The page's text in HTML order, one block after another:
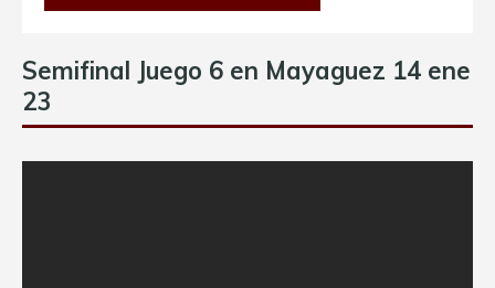
Semifinal Juego 6 en Mayaguez 14 ene
23